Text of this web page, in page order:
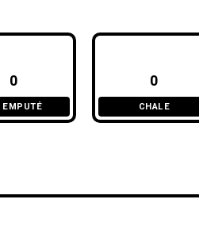
0
EMPUTÉ
0
CHALE